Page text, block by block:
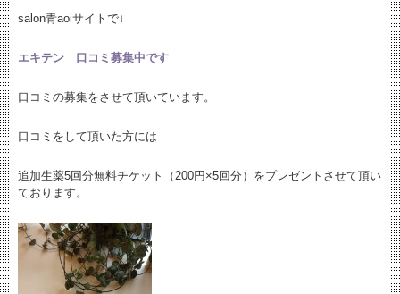
salon青aoiサイトで↓
エキテン 口コミ募集中です
口コミの募集をさせて頂いています。
口コミをして頂いた方には
追加生薬5回分無料チケット（200円×5回分）をプレゼントさせて頂い
ております。